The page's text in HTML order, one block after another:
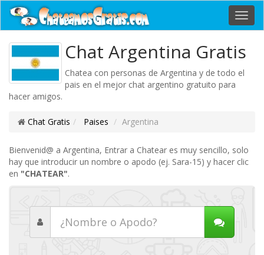
Chat Argentina Gratis
Chatea con personas de Argentina y de todo el
pais en el mejor chat argentino gratuito para
hacer amigos.
Chat Gratis Paises Argentina
Bienvenid@ a Argentina, Entrar a Chatear es muy sencillo, solo
hay que introducir un nombre o apodo (ej. Sara-15) y hacer clic
en "CHATEAR".